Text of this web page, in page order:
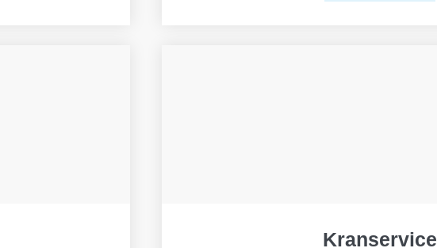
Kranservice